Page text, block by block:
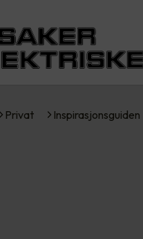
Privat Inspirasjonsguiden